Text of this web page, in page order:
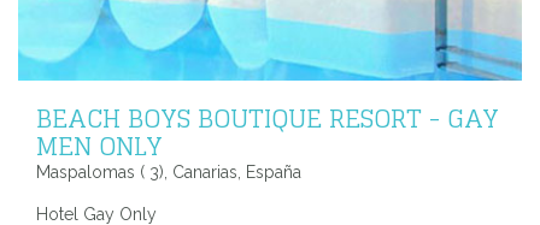
BEACH BOYS BOUTIQUE RESORT - GAY
MEN ONLY
Maspalomas ( 3), Canarias, España
Hotel Gay Only